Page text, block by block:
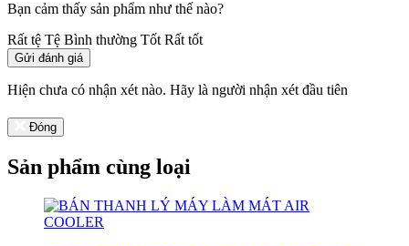
Bạn cảm thấy sản phẩm như thế nào?
Rất tệ Tệ Bình thường Tốt Rất tốt
Gửi đánh giá
Hiện chưa có nhận xét nào. Hãy là người nhận xét đầu tiên
Đóng
Sản phẩm cùng loại